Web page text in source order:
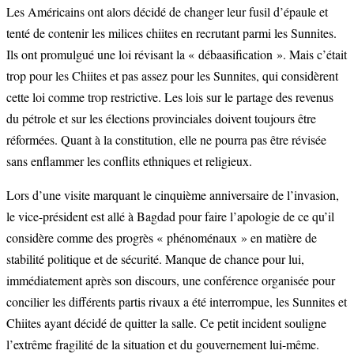
Les Américains ont alors décidé de changer leur fusil d’épaule et
tenté de contenir les milices chiites en recrutant parmi les Sunnites.
Ils ont promulgué une loi révisant la « débaasification ». Mais c’était
trop pour les Chiites et pas assez pour les Sunnites, qui considèrent
cette loi comme trop restrictive. Les lois sur le partage des revenus
du pétrole et sur les élections provinciales doivent toujours être
réformées. Quant à la constitution, elle ne pourra pas être révisée
sans enflammer les conflits ethniques et religieux.
Lors d’une visite marquant le cinquième anniversaire de l’invasion,
le vice-président est allé à Bagdad pour faire l’apologie de ce qu’il
considère comme des progrès « phénoménaux » en matière de
stabilité politique et de sécurité. Manque de chance pour lui,
immédiatement après son discours, une conférence organisée pour
concilier les différents partis rivaux a été interrompue, les Sunnites et
Chiites ayant décidé de quitter la salle. Ce petit incident souligne
l’extrême fragilité de la situation et du gouvernement lui-même.